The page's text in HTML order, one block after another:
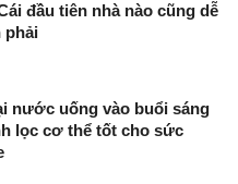
đầu tiên nhà nào cũng dễ
phải
nước uống vào buổi sáng
lọc cơ thể tốt cho sức